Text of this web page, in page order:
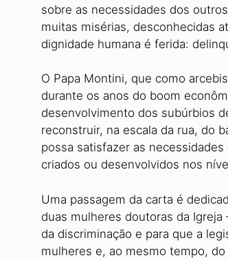
sobre as necessidades dos
muitas misérias, desconhecidas
dignidade humana é ferida:
O Papa Montini, que como
durante os anos do boom
desenvolvimento dos subúrbios
reconstruir, na escala da rua, do
possa satisfazer as
criados ou desenvolvidos nos
Uma passagem da carta é
duas mulheres doutoras da Igreja
da discriminação e para que a
mulheres e, ao mesmo tempo,